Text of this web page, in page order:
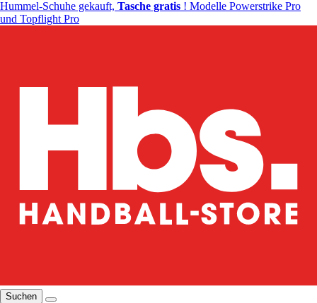
Hummel-Schuhe gekauft, Tasche gratis ! Modelle Powerstrike Pro
und Topflight Pro
Suchen